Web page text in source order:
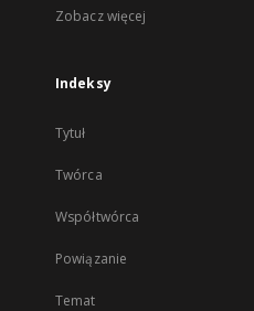
Zobacz więcej
Indeksy
Tytuł
Twórca
Współtwórca
Powiązanie
Temat